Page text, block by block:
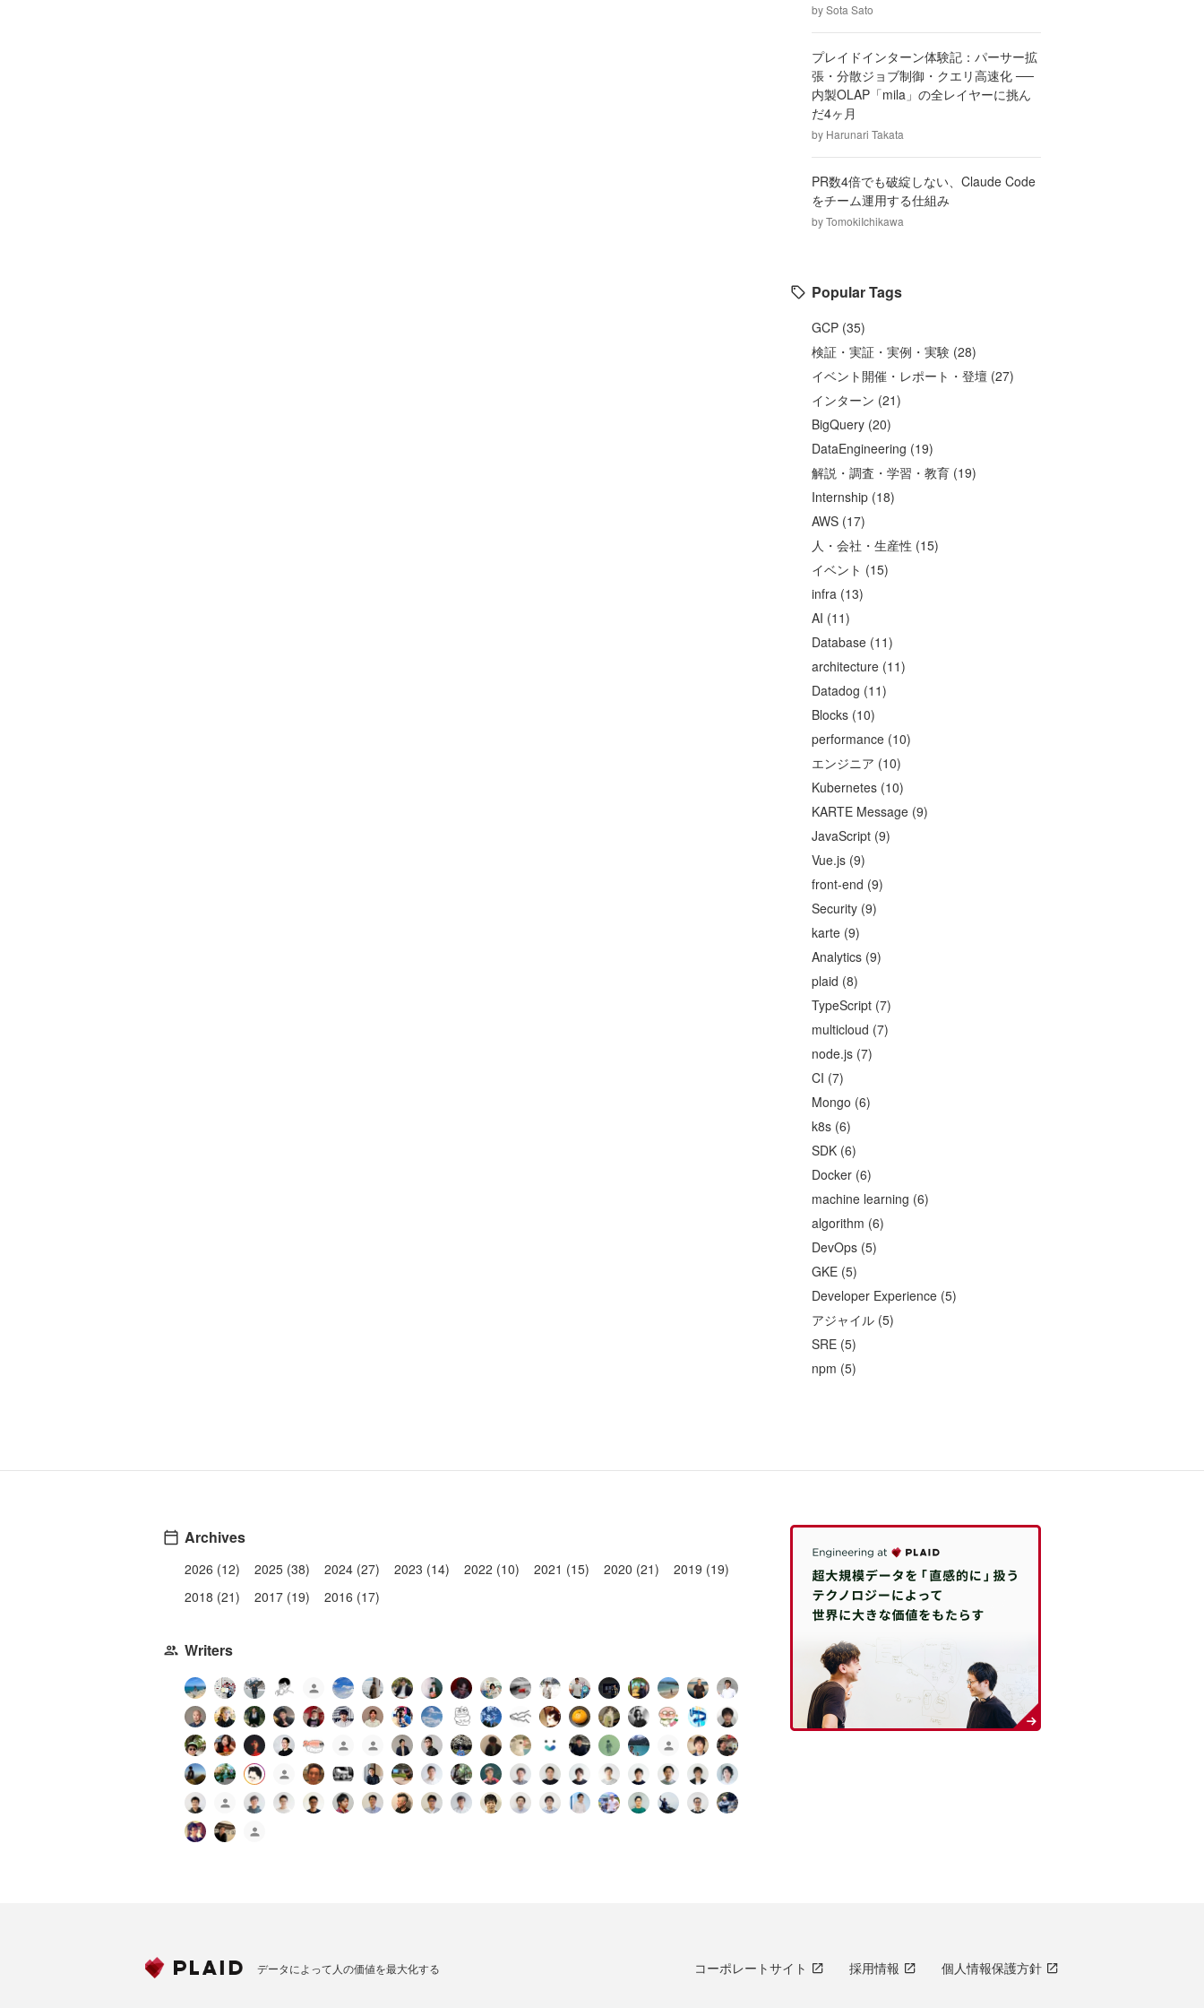
bySota Sato
プレイドインターン体験記：パーサー拡
張・分散ジョブ制御・クエリ高速化 ──
内製OLAP「mila」の全レイヤーに挑ん
だ4ヶ月
by Harunari Takata
PR数4倍でも破綻しない、Claude Code
をチーム運用する仕組み
byTomokiIchikawa
Popular Tags
GCP (35)
検証・実証・実例・実験 (28)
イベント開催・レポート・登壇 (27)
インターン (21)
BigQuery (20)
DataEngineering (19)
解説・調査・学習・教育 (19)
Internship (18)
AWS (17)
人・会社・生産性 (15)
イベント (15)
infra (13)
AI (11)
Database (11)
architecture (11)
Datadog (11)
Blocks (10)
performance (10)
エンジニア (10)
Kubernetes (10)
KARTE Message (9)
JavaScript (9)
Vue.js (9)
front-end (9)
Security (9)
karte (9)
Analytics (9)
plaid (8)
TypeScript (7)
multicloud (7)
node.js (7)
CI (7)
Mongo (6)
k8s (6)
SDK (6)
Docker (6)
machine learning (6)
algorithm (6)
DevOps (5)
GKE (5)
Developer Experience (5)
アジャイル (5)
SRE (5)
npm (5)
Archives
2026 (12) 2025 (38) 2024 (27) 2023 (14) 2022 (10) 2021 (15) 2020 (21)
2019 (19)
2018 (21)
2017 (19) 2016 (17)
Writers
データによって人の価値を最大化する コーポレートサイト 採用情報 個人情報保護方針